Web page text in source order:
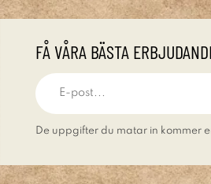
FÅ VÅRA BÄSTA
De uppgifter du matar in kommer